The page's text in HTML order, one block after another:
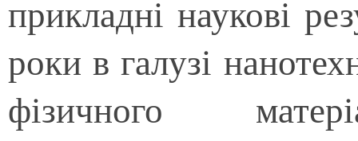
прикладні наукові
роки в галузі
фізичного